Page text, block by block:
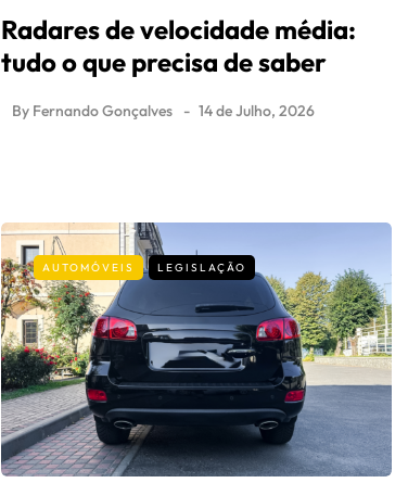
Radares de velocidade média:
tudo o que precisa de saber
By Fernando Gonçalves 14 de Julho, 2026
AUTOMÓVEIS LEGISLAÇÃO